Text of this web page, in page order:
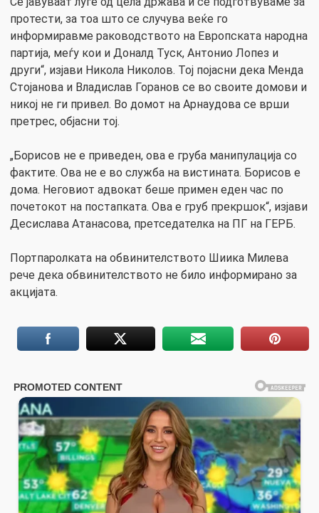
протести, за тоа што се случува веќе го
информиравме раководството на Европската народна
партија, меѓу кои и Доналд Туск, Антонио Лопез и
други“, изјави Никола Николов. Тој појасни дека Менда
Стојанова и Владислав Горанов се во своите домови и
никој не ги привел. Во домот на Арнаудова се врши
претрес, објасни тој.
„Борисов не е приведен, ова е груба манипулација со
фактите. Ова не е во служба на вистината. Борисов е
дома. Неговиот адвокат беше примен еден час по
почетокот на постапката. Ова е груб прекршок“, изјави
Десислава Атанасова, претседателка на ПГ на ГЕРБ.
Портпаролката на обвинителството Шиика Милева
рече дека обвинителството не било информирано за
акцијата.